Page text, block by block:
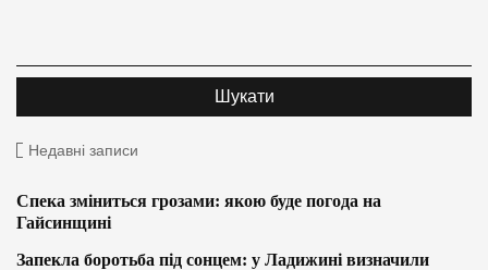
Недавні записи
Спека зміниться грозами: якою буде погода на
Гайсинщині
Запекла боротьба під сонцем: у Ладижині визначили